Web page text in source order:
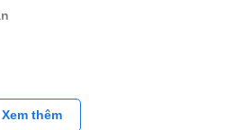
20/2
Xem thêm